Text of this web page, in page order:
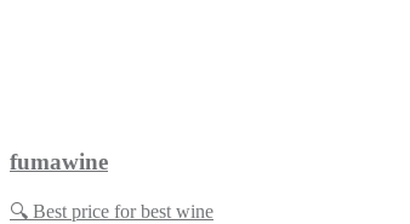
fumawine
🔍 Best price for best wine